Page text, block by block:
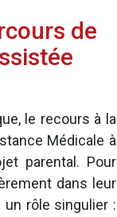
de
le recours à la
Médicale à
parental. Pour
dans leur
rôle singulier :